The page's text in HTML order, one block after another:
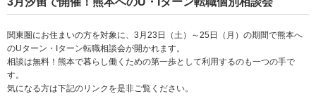
関東圏にお住まいの方を対象に、3月23日（土）～25日（月）の期間で熊本へ
のUターン・Iターン転職相談会が開かれます。
相談は無料！熊本で暮らし働くための第一歩として利用するのも一つの手で
す。
気になる方は下記のリンクを是非ご覧ください。